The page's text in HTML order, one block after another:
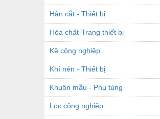
Hàn cắt - Thiết bị
Hóa chất-Trang thiết bị
Kệ công nghiệp
Khí nén - Thiết bị
Khuôn mẫu - Phụ tùng
Lọc công nghiệp